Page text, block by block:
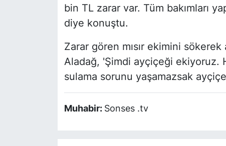
bin TL zarar var. Tüm bakımları
diye konuştu.
Zarar gören mısır ekimini
Aladağ, 'Şimdi ayçiçeği ekiyoruz.
sulama sorunu yaşamazsak
Muhabir: Sonses .tv